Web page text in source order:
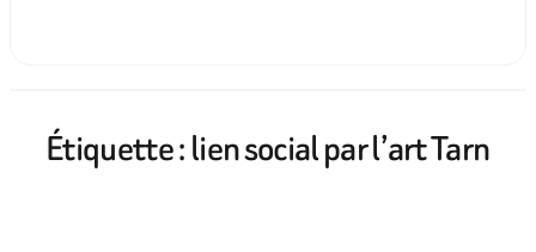
Étiquette :lien social par l’art Tarn